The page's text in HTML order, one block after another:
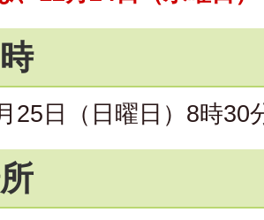
25日（日曜日）8時30